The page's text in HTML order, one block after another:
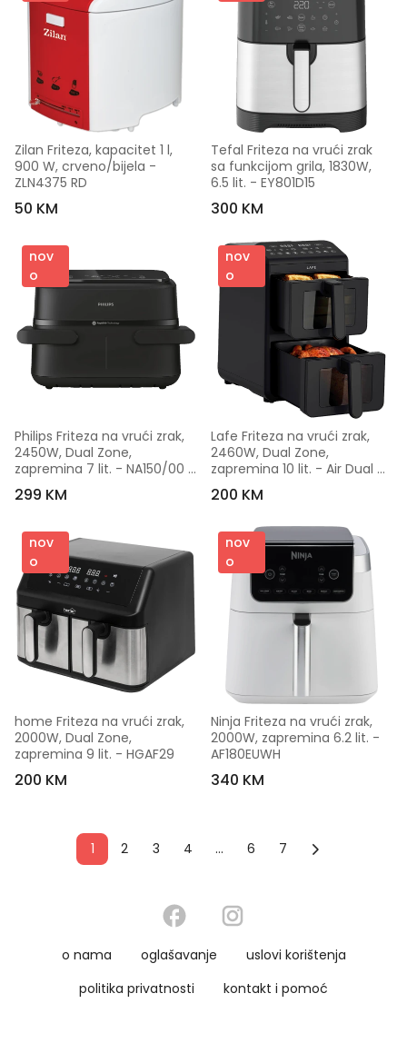
Zilan Friteza, kapacitet 1 l,
900 W, crveno/bijela -
ZLN4375 RD
50 KM
Tefal Friteza na vrući zrak
sa funkcijom grila, 1830W,
6.5 lit. - EY801D15
300 KM
nov
o
Philips Friteza na vrući zrak,
2450W, Dual Zone,
zapremina 7 lit. - NA150/00
Dual
299 KM
nov
o
Lafe Friteza na vrući zrak,
2460W, Dual Zone,
zapremina 10 lit. - Air Dual
Fry 10 L
200 KM
nov
o
home Friteza na vrući zrak,
2000W, Dual Zone,
zapremina 9 lit. - HGAF29
200 KM
nov
o
Ninja Friteza na vrući zrak,
2000W, zapremina 6.2 lit. -
AF180EUWH
340 KM
1 2 3 4 ... 6 7
o nama oglašavanje
uslovi korištenja
politika privatnosti
kontakt i pomoć